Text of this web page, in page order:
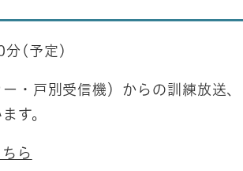
分(予定)
戸別受信機）からの訓練放送、
す。
ら